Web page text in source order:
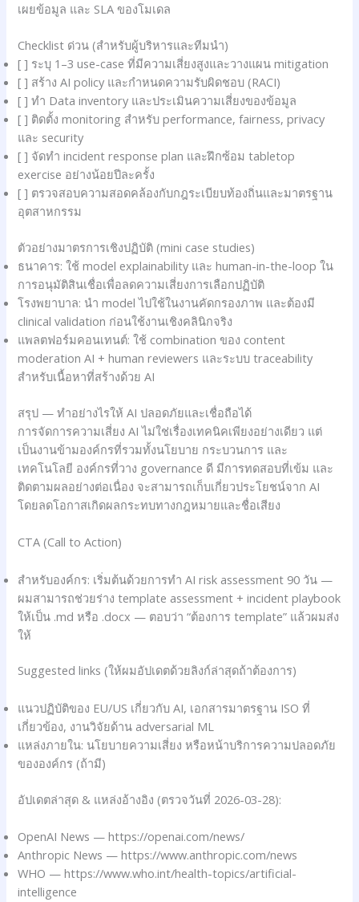
เผยข้อมูล และ SLA ของโมเดล
Checklist ด่วน (สำหรับผู้บริหารและทีมนำ)
[ ] ระบุ 1–3 use-case ที่มีความเสี่ยงสูงและวางแผน mitigation
[ ] สร้าง AI policy และกำหนดความรับผิดชอบ (RACI)
[ ] ทำ Data inventory และประเมินความเสี่ยงของข้อมูล
[ ] ติดตั้ง monitoring สำหรับ performance, fairness, privacy
และ security
[ ] จัดทำ incident response plan และฝึกซ้อม tabletop
exercise อย่างน้อยปีละครั้ง
[ ] ตรวจสอบความสอดคล้องกับกฎระเบียบท้องถิ่นและมาตรฐาน
อุตสาหกรรม
ตัวอย่างมาตรการเชิงปฏิบัติ (mini case studies)
ธนาคาร: ใช้ model explainability และ human-in-the-loop ใน
การอนุมัติสินเชื่อเพื่อลดความเสี่ยงการเลือกปฏิบัติ
โรงพยาบาล: นำ model ไปใช้ในงานคัดกรองภาพ และต้องมี
clinical validation ก่อนใช้งานเชิงคลินิกจริง
แพลตฟอร์มคอนเทนต์: ใช้ combination ของ content
moderation AI + human reviewers และระบบ traceability
สำหรับเนื้อหาที่สร้างด้วย AI
สรุป — ทำอย่างไรให้ AI ปลอดภัยและเชื่อถือได้
การจัดการความเสี่ยง AI ไม่ใช่เรื่องเทคนิคเพียงอย่างเดียว แต่
เป็นงานข้ามองค์กรที่รวมทั้งนโยบาย กระบวนการ และ
เทคโนโลยี องค์กรที่วาง governance ดี มีการทดสอบที่เข้ม และ
ติดตามผลอย่างต่อเนื่อง จะสามารถเก็บเกี่ยวประโยชน์จาก AI
โดยลดโอกาสเกิดผลกระทบทางกฎหมายและชื่อเสียง
CTA (Call to Action)
สำหรับองค์กร: เริ่มต้นด้วยการทำ AI risk assessment 90 วัน —
ผมสามารถช่วยร่าง template assessment + incident playbook
ให้เป็น .md หรือ .docx — ตอบว่า “ต้องการ template” แล้วผมส่ง
ให้
Suggested links (ให้ผมอัปเดตด้วยลิงก์ล่าสุดถ้าต้องการ)
แนวปฏิบัติของ EU/US เกี่ยวกับ AI, เอกสารมาตรฐาน ISO ที่
เกี่ยวข้อง, งานวิจัยด้าน adversarial ML
แหล่งภายใน: นโยบายความเสี่ยง หรือหน้าบริการความปลอดภัย
ขององค์กร (ถ้ามี)
อัปเดตล่าสุด & แหล่งอ้างอิง (ตรวจวันที่ 2026-03-28):
OpenAI News — https://openai.com/news/
Anthropic News — https://www.anthropic.com/news
WHO — https://www.who.int/health-topics/artificial-
intelligence